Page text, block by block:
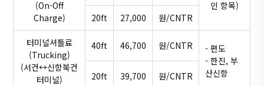
인 항목)
(On-Off
Charge)
20ft 27,000 원/CNTR
터미널셔틀료
(Trucking)
(서컨↔신항북컨
터미널)
40ft 46,700 원/CNTR
- 편도
- 한진, 부
산신항
20ft 39,700 원/CNTR